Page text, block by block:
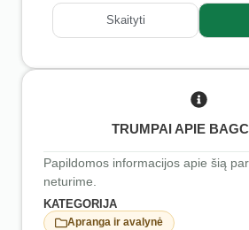
Skaityti
TRUMPAI APIE
Papildomos informacijos apie šią
neturime.
KATEGORIJA
Apranga ir avalynė